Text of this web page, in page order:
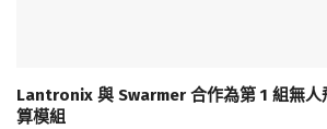
Lantronix 與 Swarmer 合作為第 1 組無人
算模組